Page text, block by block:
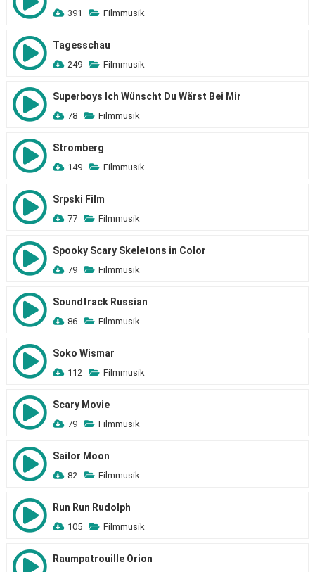
391 Filmmusik
Tagesschau
249 Filmmusik
Superboys Ich Wünscht Du Wärst Bei Mir
78 Filmmusik
Stromberg
149 Filmmusik
Srpski Film
77 Filmmusik
Spooky Scary Skeletons in Color
79 Filmmusik
Soundtrack Russian
86 Filmmusik
Soko Wismar
112 Filmmusik
Scary Movie
79 Filmmusik
Sailor Moon
82 Filmmusik
Run Run Rudolph
105 Filmmusik
Raumpatrouille Orion